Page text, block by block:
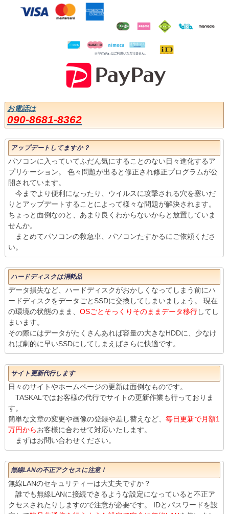
お電話は
090-8681-8362
アップデートしてますか？
パソコンに入っていてふだん気にすることのない日々進化するア
プリケーション。 色々問題が出ると修正され修正プログラムが公
開されています。
今までより便利になったり、ウイルスに攻撃される穴を塞いだ
りとアップデートすることによって様々な問題が解決されます。
ちょっと面倒なのと、あまり良くわからないからと放置していま
せんか。
まとめてパソコンの救急車、パソコンたすかるにご依頼くださ
い。
ハードディスクは消耗品
データ損失など、ハードディスクがおかしくなってしまう前にハ
ードディスクをデータごとSSDに交換してしまいましょう。 現在
の環境の状態のまま、 OSごとそっくりそのままデータ移行してし
まいます。
その際にはデータがたくさんあれば容量の大きなHDDに、少なけ
れば劇的に早いSSDにしてしまえばさらに快適です。
サイト更新代行します
日々のサイトやホームページの更新は面倒なものです。
TASKALではお客様の代行でサイトの更新作業も行っておりま
す。
簡単な文章の変更や画像の登録や差し替えなど、 毎日更新で月額1
万円からお客様に合わせて対応いたします。
まずはお問い合わせください。
無線LANの不正アクセスに注意！
無線LANのセキュリティーは大丈夫ですか？
誰でも無線LANに接続できるような設定になっていると不正ア
クセスされたりしますので注意が必要です。 IDとパスワードを設